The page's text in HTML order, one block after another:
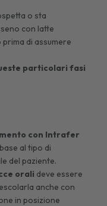
o sta
con latte
di assumere
particolari fasi
con Intrafer
al tipo di
del paziente.
orali deve essere
anche con
in posizione